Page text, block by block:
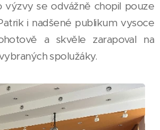
výzvy se odvážně chopil pouze
i nadšené publikum vysoce
a skvěle zarapoval na
spolužáky.